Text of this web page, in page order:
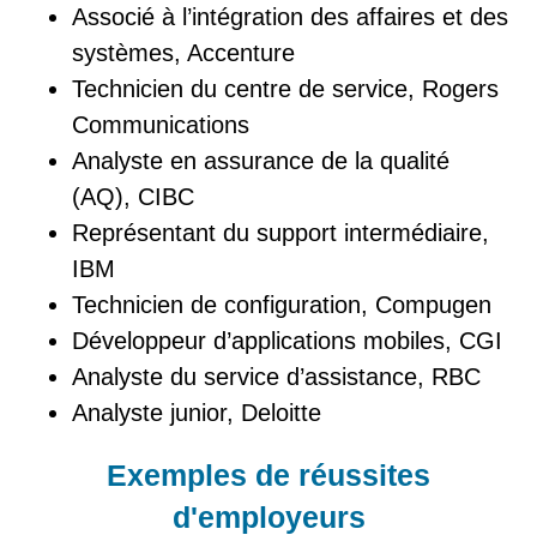
Associé à l’intégration des affaires et des
systèmes, Accenture
Technicien du centre de service, Rogers
Communications
Analyste en assurance de la qualité
(AQ), CIBC
Représentant du support intermédiaire,
IBM
Technicien de configuration, Compugen
Développeur d’applications mobiles, CGI
Analyste du service d’assistance, RBC
Analyste junior, Deloitte
Exemples de réussites
d'employeurs